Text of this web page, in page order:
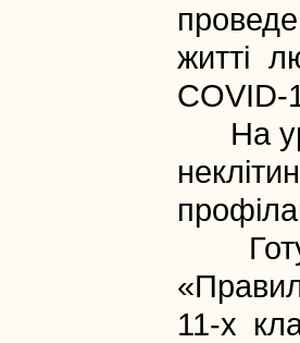
житті
COVID-
На
11-х